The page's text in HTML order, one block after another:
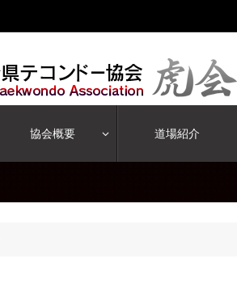
協会概要 道場紹介